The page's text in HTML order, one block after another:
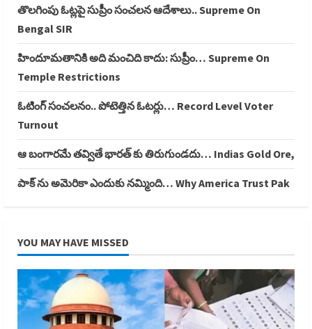
తొలగింపు ఓట్లపై సుప్రీం సంచలన ఆదేశాలు.. Supreme On
Bengal SIR
హిందూమతానికి అది మంచిది కాదు: సుప్రీం… Supreme On
Temple Restrictions
ఓటింగ్ సంచలనం.. పోటెత్తిన ఓటర్లు… Record Level Voter
Turnout
ఆ బంగారమే తవ్వితే భారత్ కు తిరుగుండదు… Indias Gold Ore,
పాక్ ను అమెరికా ఎందుకు నమ్మింది… Why America Trust Pak
YOU MAY HAVE MISSED